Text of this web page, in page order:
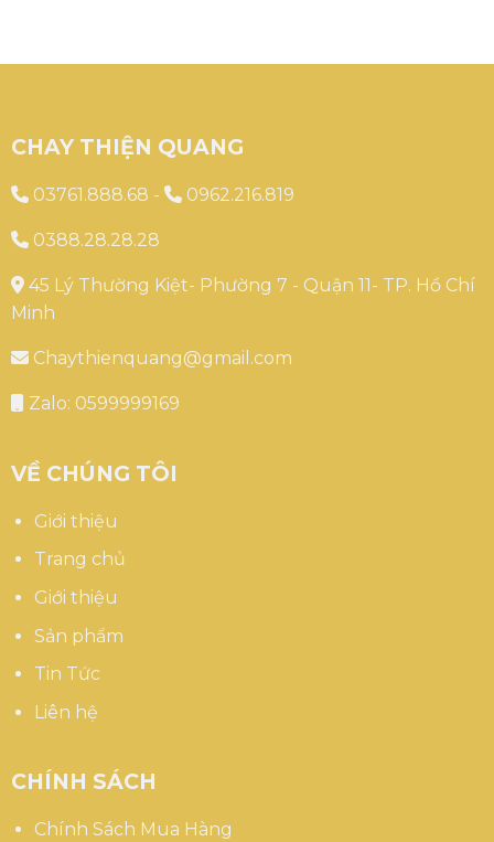
CHAY THIỆN QUANG
03761.888.68 - 0962.216.819
0388.28.28.28
45 Lý Thường Kiệt- Phường 7 - Quận 11- TP. Hồ Chí
Minh
Chaythienquang@gmail.com
Zalo: 0599999169
VỀ CHÚNG TÔI
Giới thiệu
Trang chủ
Giới thiệu
Sản phẩm
Tin Tức
Liên hệ
CHÍNH SÁCH
Chính Sách Mua Hàng